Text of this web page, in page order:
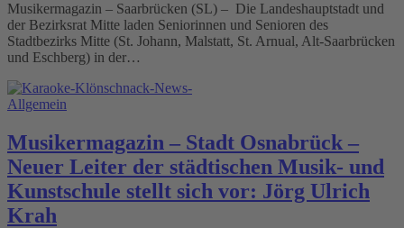
Musikermagazin – Saarbrücken (SL) – Die Landeshauptstadt und
der Bezirksrat Mitte laden Seniorinnen und Senioren des
Stadtbezirks Mitte (St. Johann, Malstatt, St. Arnual, Alt-Saarbrücken
und Eschberg) in der…
Allgemein
Musikermagazin – Stadt Osnabrück –
Neuer Leiter der städtischen Musik- und
Kunstschule stellt sich vor: Jörg Ulrich
Krah